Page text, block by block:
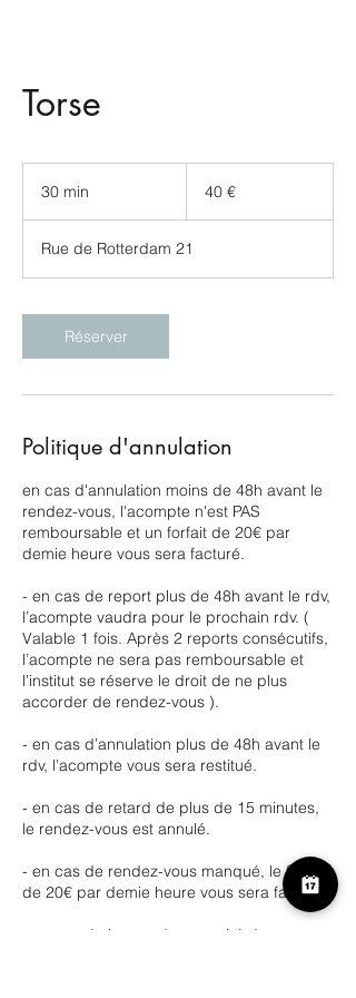
Torse
30 min
i
n
40 €
Rue de Rotterdam 21
Réserver
Politique d'annulation
en cas d'annulation moins de 48h avant le
rendez-vous, l'acompte n'est PAS
remboursable et un forfait de 20€ par
demie heure vous sera facturé.
- en cas de report plus de 48h avant le rdv,
l’acompte vaudra pour le prochain rdv. (
Valable 1 fois. Après 2 reports consécutifs,
l’acompte ne sera pas remboursable et
l’institut se réserve le droit de ne plus
accorder de rendez-vous ).
- en cas d’annulation plus de 48h avant le
rdv, l’acompte vous sera restitué.
- en cas de retard de plus de 15 minutes,
le rendez-vous est annulé.
- en cas de rendez-vous manqué, le forfait
de 20€ par demie heure vous sera facturé.
- en cas de bon cadeau expiré de